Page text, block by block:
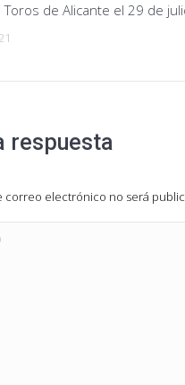
Toros de Alicante el 29 de
respuesta
correo electrónico no será